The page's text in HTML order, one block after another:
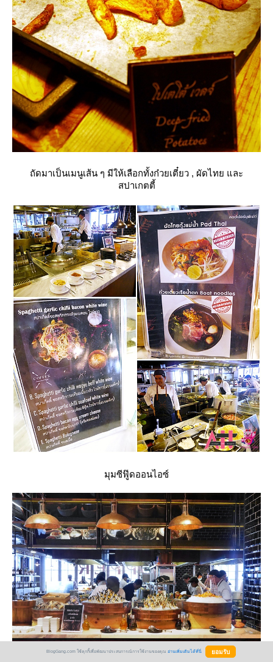
ถัดมาเป็นเมนูเส้น ๆ มีให้เลือกทั้งก๋วยเตี๋ยว , ผัดไทย และ
สปาเกตตี้
มุมซีฟู๊ดออนไอซ์
BlogGang.com ใช้คุกกี้เพื่อพัฒนาประสบการณ์การใช้งานของคุณ อ่านเพิ่มเติมได้ที่นี่